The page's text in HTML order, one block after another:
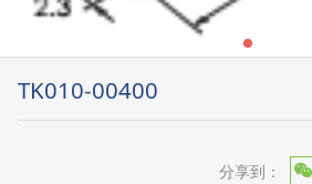
TK010-00400
分享到：